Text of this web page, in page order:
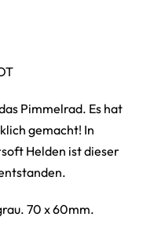
Pimmelrad. Es hat
gemacht! In
Helden ist dieser
70 x 60mm.